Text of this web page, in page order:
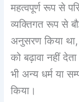
महत्वपूर्ण रूप से
व्यक्तिगत रूप से
अनुसरण किया था,
को बढ़ावा नहीं
भी अन्य धर्म या
किया।